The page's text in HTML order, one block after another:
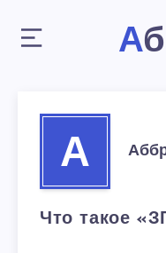
А
Что такое